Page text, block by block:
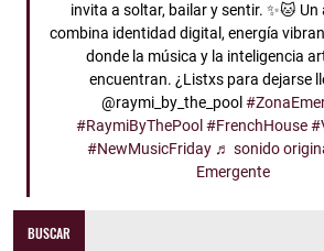
invita a soltar, bailar y sentir. ✨🐱
combina identidad digital, energía
donde la música y la inteligencia
encuentran. ¿Listxs para dejarse
@raymi_by_the_pool
#RaymiByThePool #FrenchHouse
#NewMusicFriday ♬ sonido
Emergente
BUSCAR